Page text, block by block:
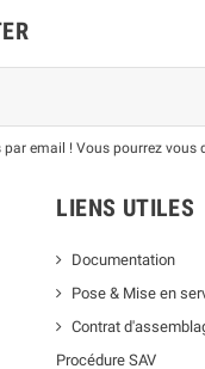
email ! Vous pourrez vous
LIENS UTILES
Documentation
Pose & Mise en
Contrat
Procédure SAV